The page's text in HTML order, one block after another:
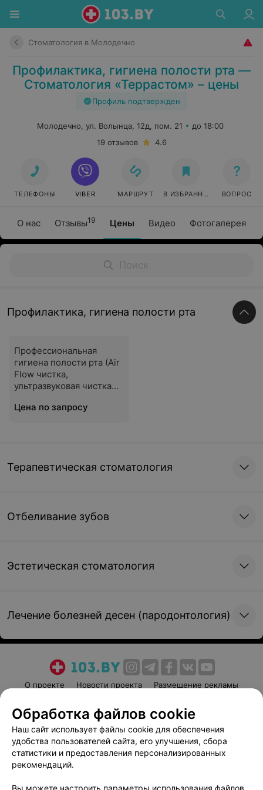
Стоматология в Молодечно
Профилактика, гигиена полости рта —
Стоматология «Террастом» – цены
Профиль подтвержден
О нас Отзывы19 Цены Видео Фотогалерея
Молодечно, ул. Волынца, 12д, пом. 21
до 18:00
19 отзывов
4.6
ТЕЛЕФОНЫ VIBER МАРШРУТ В ИЗБРАННОЕ ВОПРОС
Профилактика, гигиена полости рта
Профессиональная
гигиена полости рта (Air
Flow чистка,
ультразвуковая чистка
Цена по запросу
Терапевтическая стоматология
Отбеливание зубов
Эстетическая стоматология
Лечение болезней десен (пародонтология)
О проекте Новости проекта
Размещение рекламы
Пользовательское соглашение
Способы оплаты
Вакансии
Партнеры
Написать руководителю 103.by
Обработка файлов cookie
Наш сайт использует файлы cookie для обеспечения
удобства пользователей сайта, его улучшения, сбора
статистики и предоставления персонализированных
рекомендаций.
Вы можете настроить параметры использования файлов